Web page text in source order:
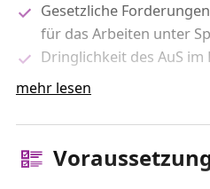
2647
Arbeiten unter
Gesetzliche
für das Arbeiten unter
Dringlichkeit des AuS im
liberalisierten
Anwendbarkeit der
Montagefolgen
Aufgaben der
mehr lesen